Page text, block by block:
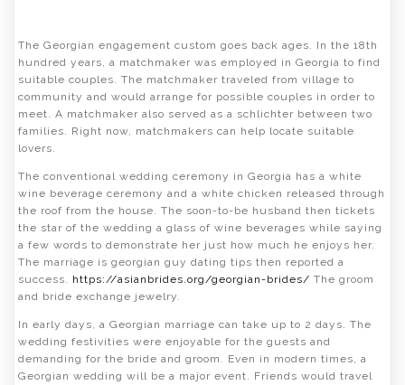
The Georgian engagement custom goes back ages. In the 18th
hundred years, a matchmaker was employed in Georgia to find
suitable couples. The matchmaker traveled from village to
community and would arrange for possible couples in order to
meet. A matchmaker also served as a schlichter between two
families. Right now, matchmakers can help locate suitable
lovers.
The conventional wedding ceremony in Georgia has a white
wine beverage ceremony and a white chicken released through
the roof from the house. The soon-to-be husband then tickets
the star of the wedding a glass of wine beverages while saying
a few words to demonstrate her just how much he enjoys her.
The marriage is georgian guy dating tips then reported a
success. https://asianbrides.org/georgian-brides/ The groom
and bride exchange jewelry.
In early days, a Georgian marriage can take up to 2 days. The
wedding festivities were enjoyable for the guests and
demanding for the bride and groom. Even in modern times, a
Georgian wedding will be a major event. Friends would travel